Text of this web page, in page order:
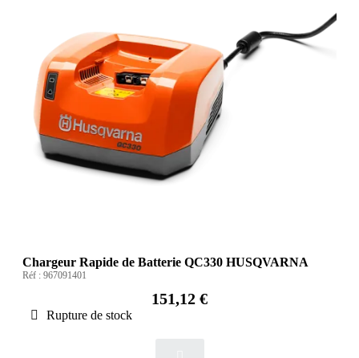
Chargeur Rapide de Batterie QC330 HUSQVARNA
Réf : 967091401
151,12 €
Rupture de stock